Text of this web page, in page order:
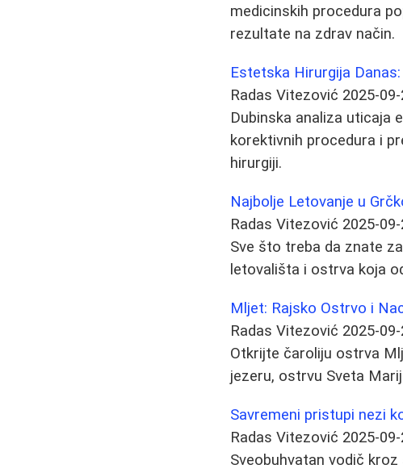
medicinskih procedura
rezultate na zdrav način.
Estetska Hirurgija
Radas Vitezović 2025-
Dubinska analiza uticaja
korektivnih procedura i
hirurgiji.
Najbolje Letovanje u
Radas Vitezović 2025-
Sve što treba da znate
letovališta i ostrva koja
Mljet: Rajsko Ostrvo i
Radas Vitezović 2025-
Otkrijte čaroliju ostrva
jezeru, ostrvu Sveta
Savremeni pristupi nezi
Radas Vitezović 2025-
Sveobuhvatan vodič